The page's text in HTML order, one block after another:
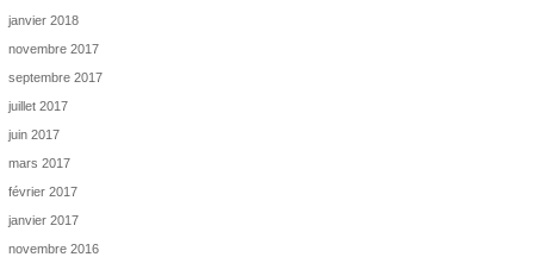
janvier 2018
novembre 2017
septembre 2017
juillet 2017
juin 2017
mars 2017
février 2017
janvier 2017
novembre 2016